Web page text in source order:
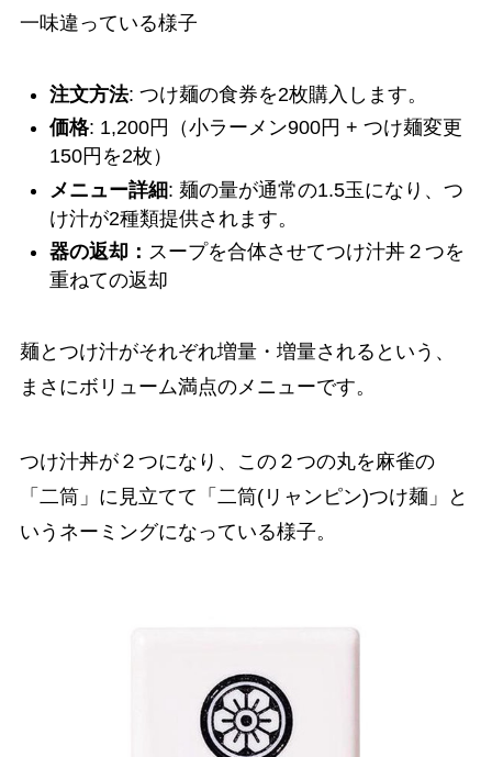
一味違っている様子
注文方法: つけ麺の食券を2枚購入します。
価格: 1,200円（小ラーメン900円 + つけ麺変更
150円を2枚）
メニュー詳細: 麺の量が通常の1.5玉になり、つ
け汁が2種類提供されます。
器の返却： スープを合体させてつけ汁丼２つを
重ねての返却
麺とつけ汁がそれぞれ増量・増量されるという、
まさにボリューム満点のメニューです。
つけ汁丼が２つになり、この２つの丸を麻雀の
「二筒」に見立てて「二筒(リャンピン)つけ麺」と
いうネーミングになっている様子。